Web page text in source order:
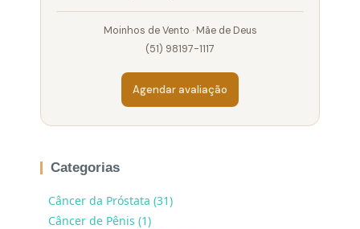
Moinhos de Vento · Mãe de Deus
(51) 98197-1117
Agendar avaliação
Categorias
Câncer da Próstata (31)
Câncer de Pênis (1)